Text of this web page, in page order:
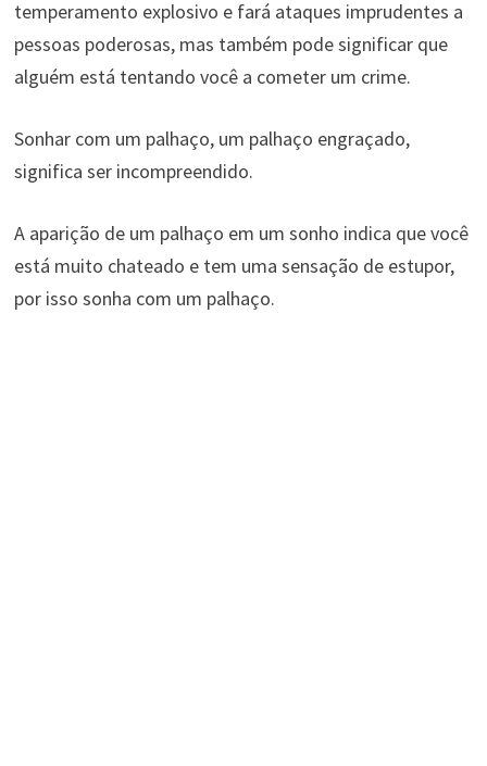
temperamento explosivo e fará ataques imprudentes a
pessoas poderosas, mas também pode significar que
alguém está tentando você a cometer um crime.
Sonhar com um palhaço, um palhaço engraçado,
significa ser incompreendido.
A aparição de um palhaço em um sonho indica que você
está muito chateado e tem uma sensação de estupor,
por isso sonha com um palhaço.